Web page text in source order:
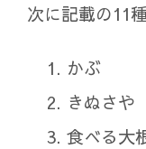
次に記載の11
かぶ
きぬさや
食べる大